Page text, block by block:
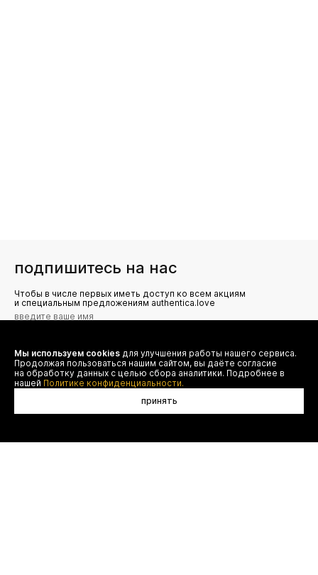
подпишитесь на нас
Чтобы в числе первых иметь доступ ко всем акциям
и специальным предложениям authentica.love
Я даю согласие на сбор, обработку и хранение моих
персональных данных (имя, email, телефон) для получения
рекламных и информационных рассылок от ООО 'БТ
Юнайтед', а также ознакомлен(а) с
Политикой конфиденциальности
Мы используем cookies для улучшения работы нашего сервиса.
Продолжая пользоваться нашим сайтом, вы даёте согласие
на обработку данных с целью сбора аналитики. Подробнее в
нашей Политике конфиденциальности.
принять